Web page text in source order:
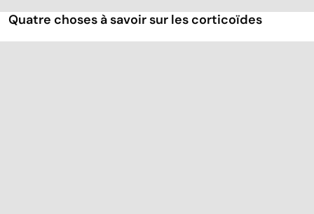
Quatre choses à savoir sur les corticoïdes